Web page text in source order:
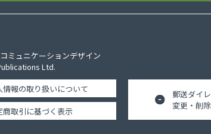
ミュニケーションデザイン
Ltd.
情報の取り扱いについて
商取引に基づく表示
郵送ダイ
変更・削